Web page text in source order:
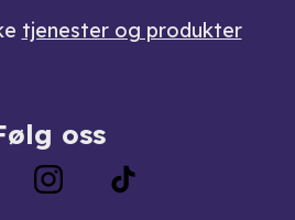
tjenester og produkter
oss